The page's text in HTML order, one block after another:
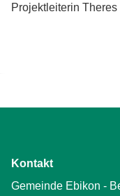
Projektleiterin
Kontakt
Gemeinde Ebikon -